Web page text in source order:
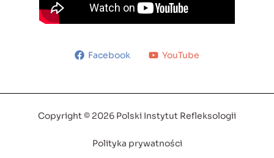
Facebook YouTube
Copyright © 2026 Polski Instytut Refleksologii
Polityka prywatności